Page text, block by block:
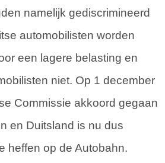
namelijk gediscrimineerd
automobilisten worden
een lagere belasting en
niet. Op 1 december
Commissie akkoord gegaan
en Duitsland is nu dus
heffen op de Autobahn.